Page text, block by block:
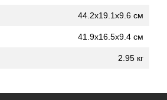
44.2х19.1х9.6 см
41.9х16.5х9.4 см
2.95 кг